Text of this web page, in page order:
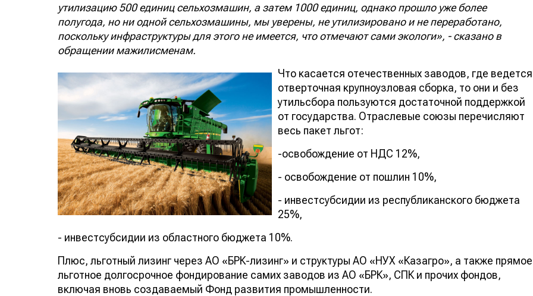
утилизацию 500 единиц сельхозмашин, а затем 1000 единиц, однако прошло уже более
полугода, но ни одной сельхозмашины, мы уверены, не утилизировано и не переработано,
поскольку инфраструктуры для этого не имеется, что отмечают сами экологи», - сказано в
обращении мажилисменам.
Что касается отечественных заводов, где ведется
отверточная крупноузловая сборка, то они и без
утильсбора пользуются достаточной поддержкой
от государства. Отраслевые союзы перечисляют
весь пакет льгот:
-освобождение от НДС 12%,
- освобождение от пошлин 10%,
- инвестсубсидии из республиканского бюджета
25%,
- инвестсубсидии из областного бюджета 10%.
Плюс, льготный лизинг через АО «БРК-лизинг» и структуры АО «НУХ «Казагро», а также прямое
льготное долгосрочное фондирование самих заводов из АО «БРК», СПК и прочих фондов,
включая вновь создаваемый Фонд развития промышленности.